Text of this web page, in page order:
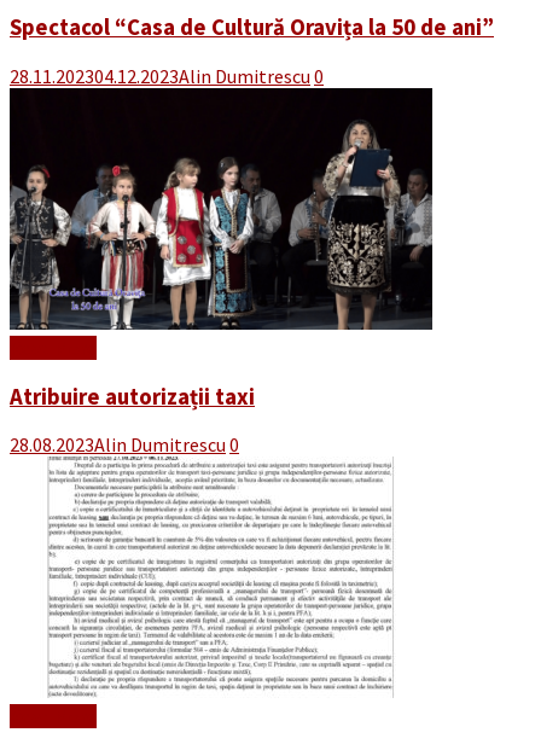
Spectacol “Casa de Cultură Oravița la 50 de ani”
28.11.202304.12.2023Alin Dumitrescu 0
Atribuire autorizații taxi
28.08.2023Alin Dumitrescu 0